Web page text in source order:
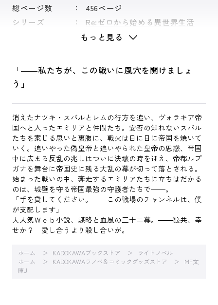
総ページ数
456ページ
シリーズ
Re:ゼロから始める異世界生活
もっと見る
「――私たちが、この戦いに風穴を開けましょ
う」
消えたナツキ・スバルとレムの行方を追い、ヴォラキア帝
国へと入ったエミリアと仲間たち。安否の知れないスバル
たちを案じる思いと裏腹に、戦火は日に日に帝国を焼いて
いく。追いやった偽皇帝と追いやられた皇帝の思惑、帝国
中に広まる反乱の兆しはついに決壊の時を迎え、帝都ルプ
ガナを舞台に帝国史に残る大乱の幕が切って落とされる。
始まった戦いの中、奔走するエミリアたちに立ちはだかる
のは、城壁を守る帝国最強の守護者たちで――。
「手を貸してください。――この戦場のチャンネルは、僕
が支配します」
大人気Ｗｅｂ小説、謀略と血風の三十二幕。――狼共、幸
せか？ 愛し合うより殺し合いが。
ホーム KADOKAWAブックストア
ライトノベル
ホーム
KADOKAWAラノベ＆コミックグッズストア
MF文
庫J